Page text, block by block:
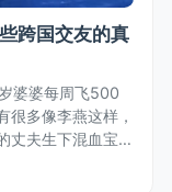
跨国交友的真
婆婆每周飞500
很多像李燕这样，
丈夫生下混血宝宝